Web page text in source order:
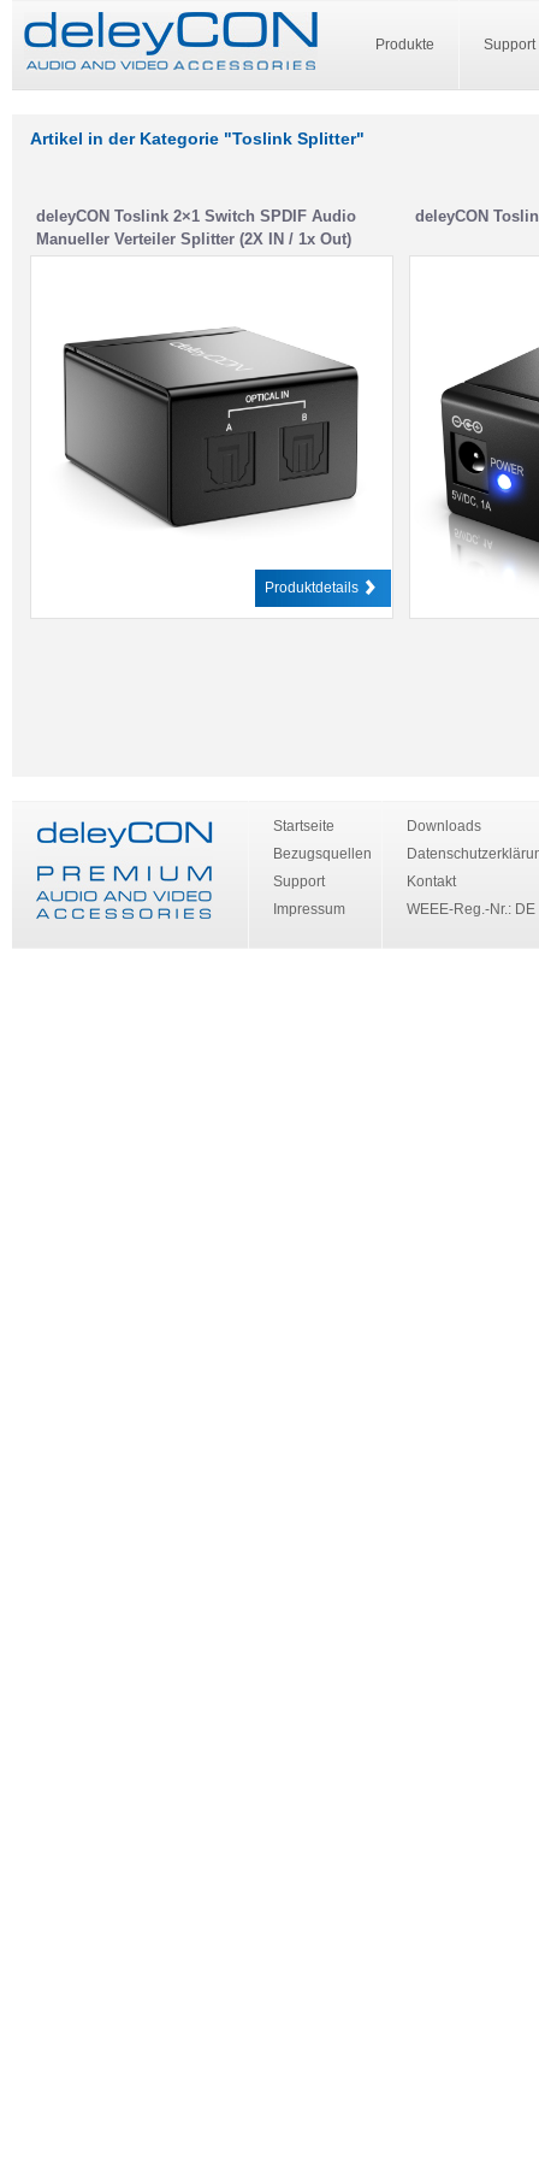
Produkte Support
Artikel in der Kategorie "Toslink Splitter"
deleyCON Toslink 2×1 Switch SPDIF Audio
Manueller Verteiler Splitter (2X IN / 1x Out)
Produktdetails
deleyCON
Startseite
Bezugsquellen
Support
Impressum
Downloads
Kontakt
WEEE-Reg.-Nr.: